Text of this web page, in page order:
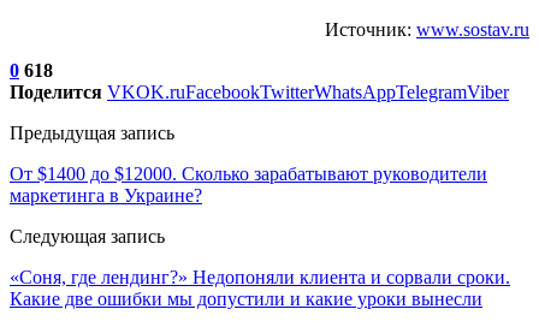
Источник: www.sostav.ru
0 618
Поделится VKOK.ruFacebookTwitterWhatsAppTelegramViber
Предыдущая запись
От $1400 до $12000. Сколько зарабатывают руководители
маркетинга в Украине?
Следующая запись
«Соня, где лендинг?» Недопоняли клиента и сорвали сроки.
Какие две ошибки мы допустили и какие уроки вынесли